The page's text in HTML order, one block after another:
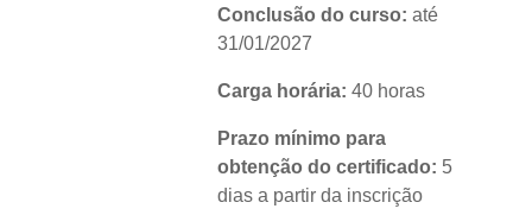
Conclusão do curso: até
31/01/2027
Carga horária: 40 horas
Prazo mínimo para
obtenção do certificado: 5
dias a partir da inscrição